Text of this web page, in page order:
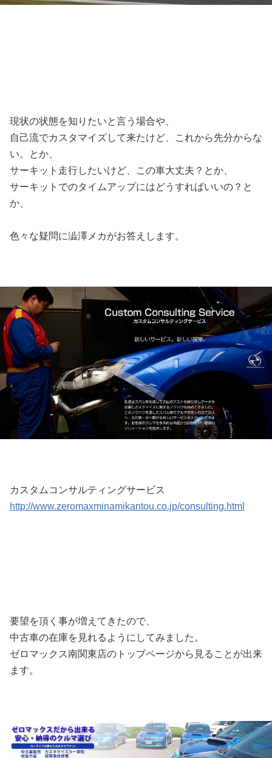
現状の状態を知りたいと言う場合や、
自己流でカスタマイズして来たけど、これから先分からな
い。とか、
サーキット走行したいけど、この車大丈夫？とか、
サーキットでのタイムアップにはどうすればいいの？と
か、
色々な疑問に澁澤メカがお答えします。
カスタムコンサルティングサービス
http://www.zeromaxminamikantou.co.jp/consulting.html
要望を頂く事が増えてきたので、
中古車の在庫を見れるようにしてみました。
ゼロマックス南関東店のトップページから見ることが出来
ます。